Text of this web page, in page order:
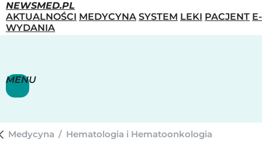
NEWSMED.PL
AKTUALNOŚCI MEDYCYNA SYSTEM LEKI PACJENT E-
WYDANIA
MENU
Medycyna / Hematologia i Hematoonkologia